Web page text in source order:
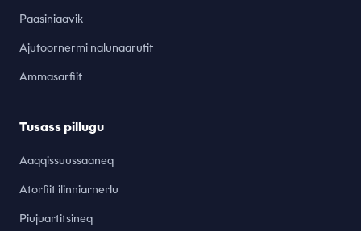
Paasiniaavik
Ajutoornermi nalunaarutit
Ammasarfiit
Tusass pillugu
Aaqqissuussaaneq
Atorfiit ilinniarnerlu
Piujuartitsineq